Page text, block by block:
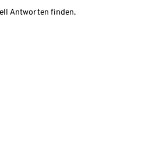
Antworten finden.